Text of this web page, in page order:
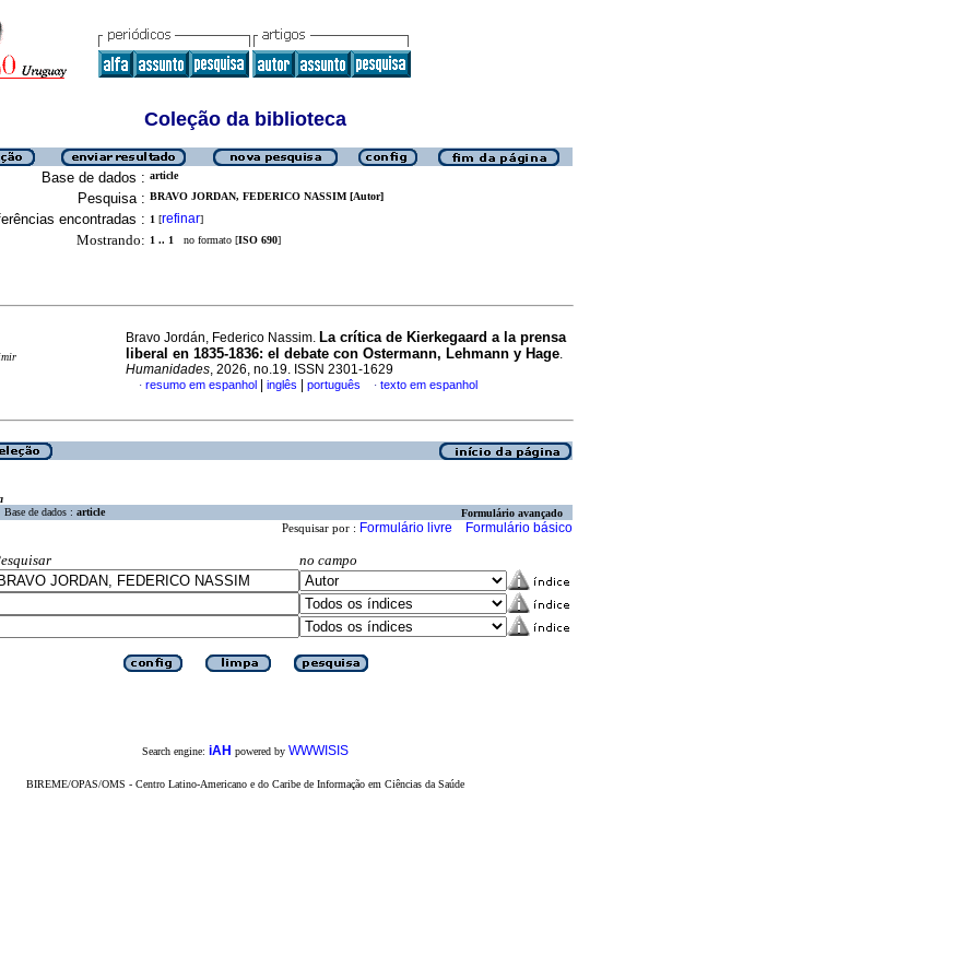
Coleção da biblioteca
Base de dados : article
Pesquisa : BRAVO JORDAN, FEDERICO NASSIM [Autor]
encontradas : 1 [refinar]
Mostrando: 1 .. 1 no formato [ISO 690]
Bravo Jordán, Federico Nassim. La crítica de Kierkegaard a la prensa
liberal en 1835-1836: el debate con Ostermann, Lehmann y Hage.
Humanidades, 2026, no.19. ISSN 2301-1629
· resumo em espanhol inglês português · texto em espanhol
Base de dados : article Formulário avançado
Pesquisar por : Formulário livre Formulário básico
no campo
Search engine: iAH powered by WWWISIS
BIREME/OPAS/OMS - Centro Latino-Americano e do Caribe de Informação em Ciências da Saúde